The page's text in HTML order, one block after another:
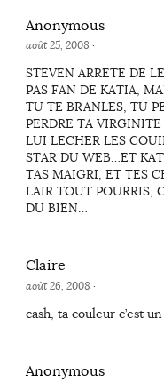
Anonymous
août 25, 2008 ·
STEVEN ARRETE DE
PAS FAN DE KATIA,
TU TE BRANLES, TU
PERDRE TA
LUI LECHER LES
STAR DU WEB…ET
TAS MAIGRI, ET TES
LAIR TOUT POURRIS,
DU BIEN…
Claire
août 26, 2008 ·
cash, ta couleur c’est
Anonymous